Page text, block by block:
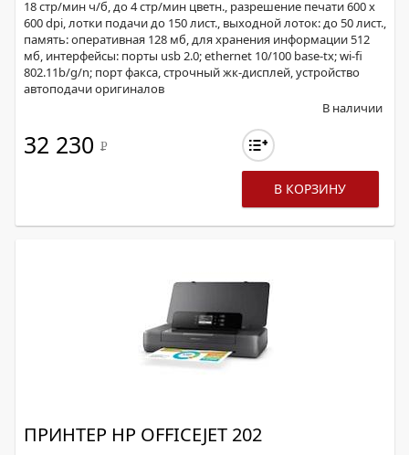
18 стр/мин ч/б, до 4 стр/мин цветн., разрешение печати 600 x
600 dpi, лотки подачи до 150 лист., выходной лоток: до 50 лист.,
память: оперативная 128 мб, для хранения информации 512
мб, интерфейсы: порты usb 2.0; ethernet 10/100 base-tx; wi-fi
802.11b/g/n; порт факса, строчный жк-дисплей, устройство
автоподачи оригиналов
В наличии
32 230 Р
В КОРЗИНУ
ПРИНТЕР HP OFFICEJET 202